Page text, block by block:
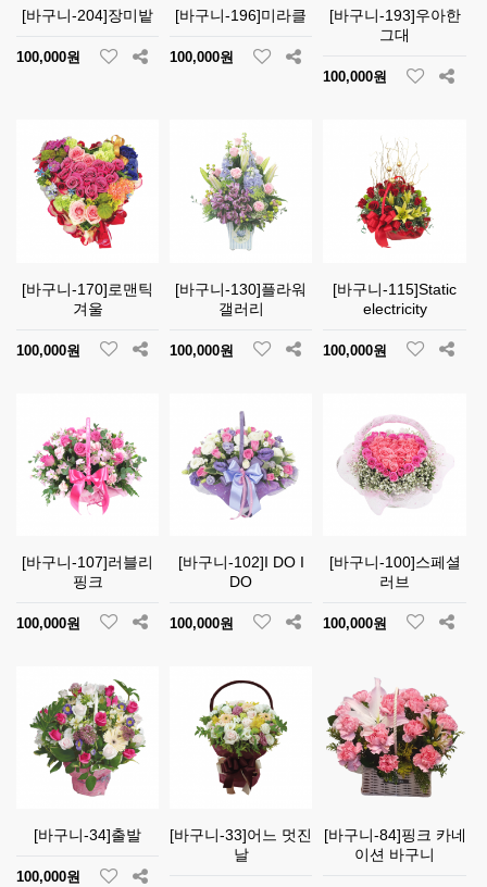
[바구니-204]장미밭
100,000원
[바구니-196]미라클
100,000원
[바구니-193]우아한
그대
100,000원
[바구니-170]로맨틱
겨울
100,000원
[바구니-130]플라워
갤러리
100,000원
[바구니-115]Static
electricity
100,000원
[바구니-107]러블리
핑크
100,000원
[바구니-102]I DO I
DO
100,000원
[바구니-100]스페셜
러브
100,000원
[바구니-34]출발
100,000원
[바구니-33]어느 멋진
날
[바구니-84]핑크 카네
이션 바구니